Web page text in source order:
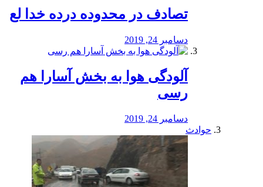
تصادف در محدوده درده خدا لع
دسامبر 24, 2019
آلودگی هوا به بخش آسارا هم
رسی
دسامبر 24, 2019
حوادث